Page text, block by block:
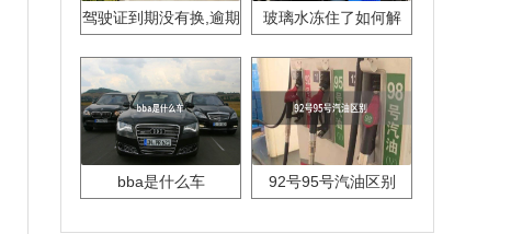
驾驶证到期没有换,逾期
玻璃水冻住了如何解
bba是什么车 92号95号汽油区别